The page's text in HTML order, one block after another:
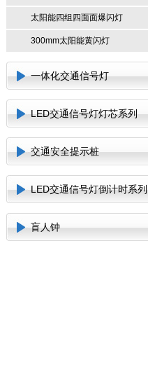
太阳能四组四面面爆闪灯
300mm太阳能黄闪灯
一体化交通信号灯
LED交通信号灯灯芯系列
交通安全提示桩
LED交通信号灯倒计时系列
盲人钟